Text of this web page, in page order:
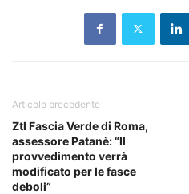
Articolo precedente
Ztl Fascia Verde di Roma,
assessore Patanè: “Il
provvedimento verrà
modificato per le fasce
deboli”